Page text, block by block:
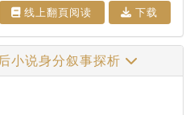
线上翻⾴阅读 下载
小说身分叙事探析